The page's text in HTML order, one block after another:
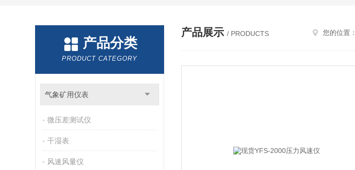
产品分类
PRODUCT CATEGORY
气象矿用仪表
微压差测试仪
干湿表
风速风量仪
产品展示 / PRODUCTS 您的位置：